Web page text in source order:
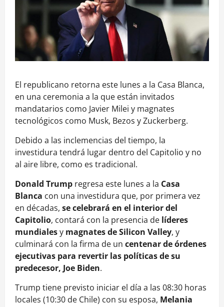
El republicano retorna este lunes a la Casa Blanca,
en una ceremonia a la que están invitados
mandatarios como Javier Milei y magnates
tecnológicos como Musk, Bezos y Zuckerberg.
Debido a las inclemencias del tiempo, la
investidura tendrá lugar dentro del Capitolio y no
al aire libre, como es tradicional.
Donald Trump regresa este lunes a la Casa
Blanca con una investidura que, por primera vez
en décadas, se celebrará en el interior del
Capitolio, contará con la presencia de líderes
mundialesy magnates de Silicon Valley, y
culminará con la firma de un centenar de órdenes
ejecutivas para revertir las políticas de su
predecesor, Joe Biden.
Trump tiene previsto iniciar el día a las 08:30 horas
locales (10:30 de Chile) con su esposa, Melania